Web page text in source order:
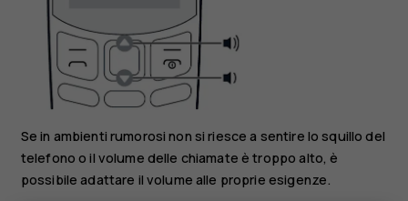
Se in ambienti rumorosi non si riesce a sentire lo squillo del
telefono o il volume delle chiamate è troppo alto, è
possibile adattare il volume alle proprie esigenze.